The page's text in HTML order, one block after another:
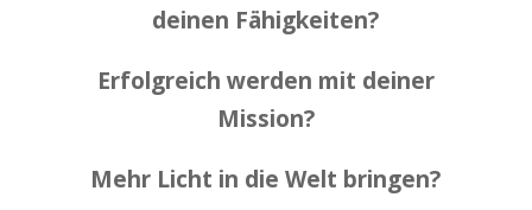
deinen Fähigkeiten?
Erfolgreich werden mit deiner
Mission?
Mehr Licht in die Welt bringen?